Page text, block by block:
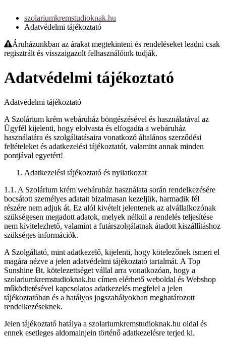
szolariumkremstudioknak.hu
Adatvédelmi tájékoztató
Áruházunkban az árakat megtekinteni és rendeléseket leadni csak
regisztrált és visszaigazolt felhasználóink tudják.
Adatvédelmi tájékoztató
Adatvédelmi tájékoztató
A Szolárium krém webáruház böngészésével és használatával az
Ügyfél kijelenti, hogy elolvasta és elfogadta a webáruház
használatára és szolgáltatásaira vonatkozó általános szerződési
feltételeket és adatkezelési tájékoztatót, valamint annak minden
pontjával egyetért!
Adatkezelési tájékoztató és nyilatkozat
1.1. A Szolárium krém webáruház használata során rendelkezésére
bocsátott személyes adatait bizalmasan kezeljük, harmadik fél
részére nem adjuk át. Ez alól kivételt jelentenek az alvállalkozónak
szükségesen megadott adatok, melyek nélkül a rendelés teljesítése
nem kivitelezhető, valamint a futárszolgálatnak átadott kiszállításhoz
szükséges információk.
A Szolgáltató, mint adatkezelő, kijelenti, hogy kötelezőnek ismeri el
magára nézve a jelen adatvédelmi tájékoztató tartalmát. A Top
Sunshine Bt. kötelezettséget vállal arra vonatkozóan, hogy a
szolariumkremstudioknak.hu címen elérhető weboldal és Webshop
működtetésével kapcsolatos adatkezelés megfelel a jelen
tájékoztatóban és a hatályos jogszabályokban meghatározott
rendelkezéseknek.
Jelen tájékoztató hatálya a szolariumkremstudioknak.hu oldal és
ennek esetleges aldomainjein történő adatkezelésre terjed ki.